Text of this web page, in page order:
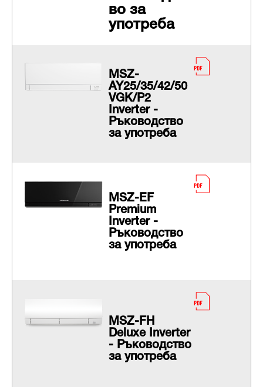
во за
употреба
MSZ-
AY25/35/42/50
VGK/P2
Inverter -
Ръководство
за употреба
MSZ-EF
Premium
Inverter -
Ръководство
за употреба
MSZ-FH
Deluxe Inverter
- Ръководство
за употреба